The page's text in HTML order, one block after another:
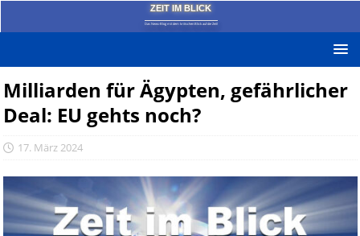
ZEIT IM BLICK
Das News-Blog mit dem kritischen Blick auf die Zeit!
Milliarden für Ägypten, gefährlicher
Deal: EU gehts noch?
17. März 2024